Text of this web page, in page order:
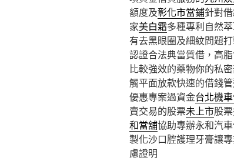
額度及彰化市當鋪針對
家美白霜多種專利自然
有去黑眼圈及細紋問題
認證合法典當質借，高
比較強效的藥物你的私
觸平面放款快速的借錢
優惠專案過資金台北機
賣交易的股票未上市股
和當舖協助專辦永和汽
製化沙口腔護理牙膏讓
慮證明